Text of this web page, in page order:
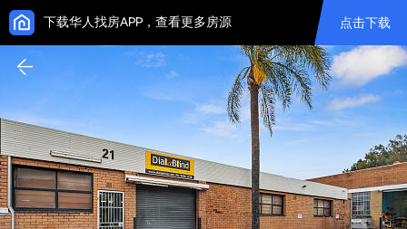
下载华人找房APP，查看更多房源 点击下载